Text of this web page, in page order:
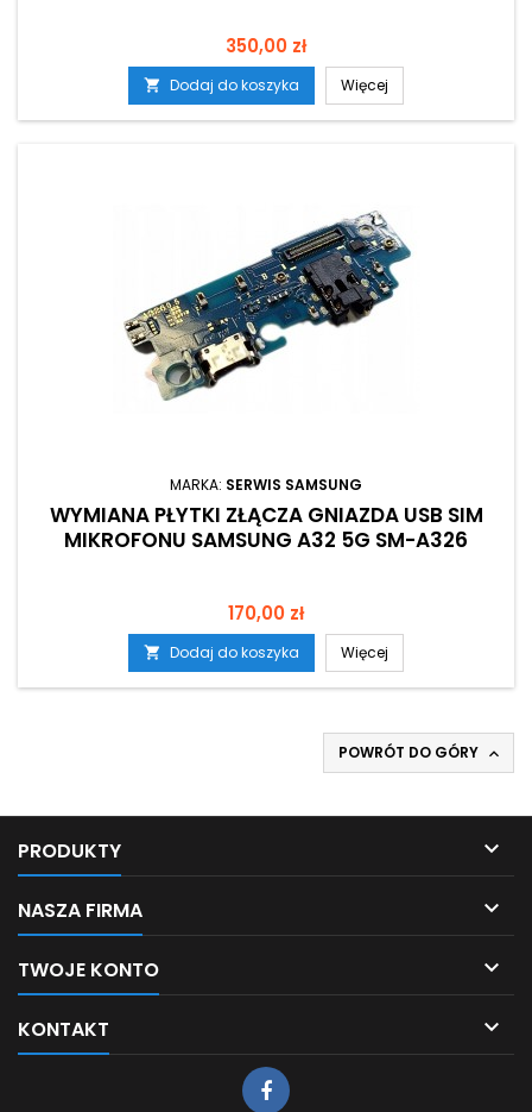
Cena
350,00 zł
 Dodaj do koszyka Więcej
MARKA: SERWIS SAMSUNG
WYMIANA PŁYTKI ZŁĄCZA GNIAZDA USB SIM
MIKROFONU SAMSUNG A32 5G SM-A326
Cena
170,00 zł
 Dodaj do koszyka Więcej
POWRÓT DO GÓRY 
PRODUKTY 
NASZA FIRMA 
TWOJE KONTO 
KONTAKT 